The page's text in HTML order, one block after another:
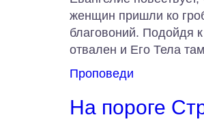
женщин пришли ко
благовоний. Подойдя
отвален и Его Тела
Проповеди
На пороге